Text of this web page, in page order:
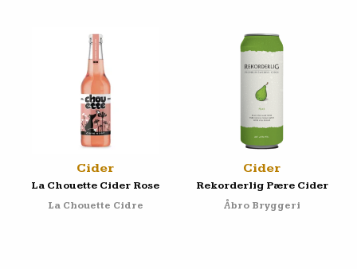
Cider
La Chouette Cider Rose
La Chouette Cidre
Cider
Rekorderlig Pære Cider
Åbro Bryggeri